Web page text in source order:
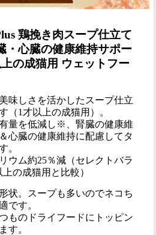
鶏挽き肉スープ仕立て
・心臓の健康維持サポー
の成猫用 ウェットフー
味しさを活かしたスープ仕立
（1才以上の成猫用）。
量を低減し※、腎臓の健康維
心臓の健康維持に配慮してタ
。
ウム約25％減（セレクトバラ
の成猫用と比較）
状。スープも多いのでネコち
です。
ものドライフードにトッピン
す。